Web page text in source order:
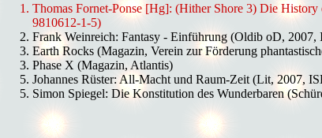
Thomas Fornet-Ponse [Hg]: (Hither Shore 3) Die
9810612-1-5)
Frank Weinreich: Fantasy - Einführung (Oldib oD,
Earth Rocks (Magazin, Verein zur Förderung
Phase X (Magazin, Atlantis)
Johannes Rüster: All-Macht und Raum-Zeit (Lit, 2007,
Simon Spiegel: Die Konstitution des Wunderbaren